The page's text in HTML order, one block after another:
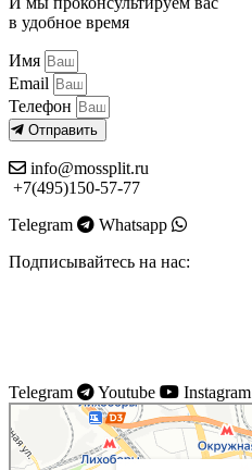
в удобное время
Имя
Email
Телефон
Отправить
info@mossplit.ru
+7(495)150-57-77
Telegram
Whatsapp
Подписывайтесь на нас:
Telegram Youtube Instagram
Моссплит
Системы вентиляции в Москве
Установка кондиционеров в Москве